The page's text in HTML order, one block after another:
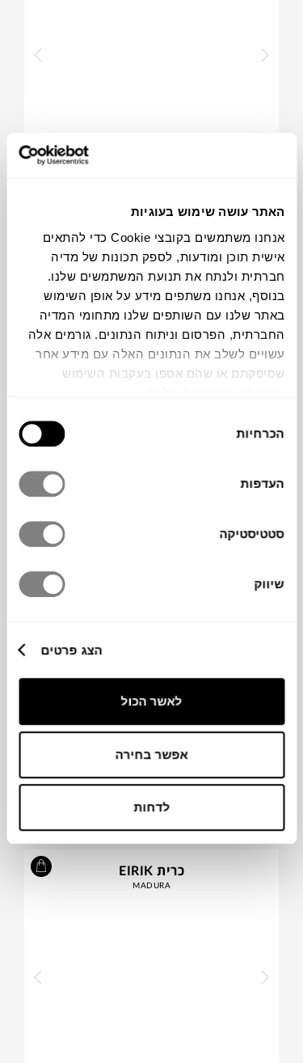
האתר עושה שימוש בעוגיות
אנחנו משתמשים בקובצי Cookie כדי להתאים
אישית תוכן ומודעות, לספק תכונות של מדיה
חברתית ולנתח את תנועת המשתמשים שלנו.
בנוסף, אנחנו משתפים מידע על אופן השימוש
באתר שלנו עם השותפים שלנו מתחומי המדיה
החברתית, הפרסום וניתוח הנתונים. גורמים אלה
עשויים לשלב את הנתונים האלה עם מידע אחר
שסיפקתם או שהם אספו בעקבות השימוש
הסכמה
הכרחיות
העדפות
סטטיסטיקה
שיווק
הצג פרטים
לאשר הכול
אפשר בחירה
לדחות
כרית MIKENO
₪179
כרית EIRIK
MADURA